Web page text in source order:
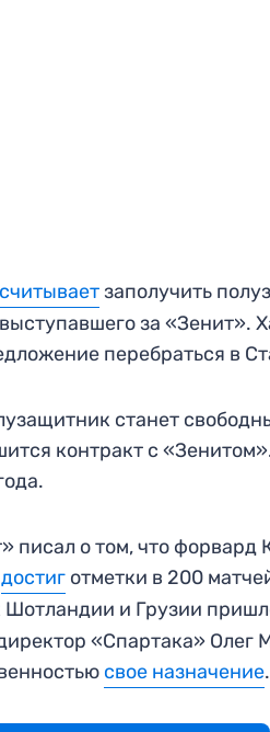
заполучить
за «Зенит».
перебраться в
станет
контракт с
писал о том, что форвард
достиг отметки в 200
Шотландии и Грузии
«Спартака» Олег
свое назначение.